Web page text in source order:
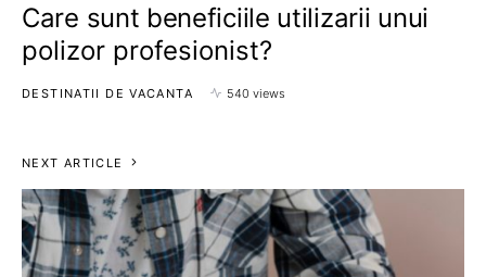
Care sunt beneficiile utilizarii unui
polizor profesionist?
DESTINATII DE VACANTA 540 views
NEXT ARTICLE